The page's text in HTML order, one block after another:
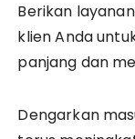
Berikan
klien Anda
panjang dan
Dengarkan